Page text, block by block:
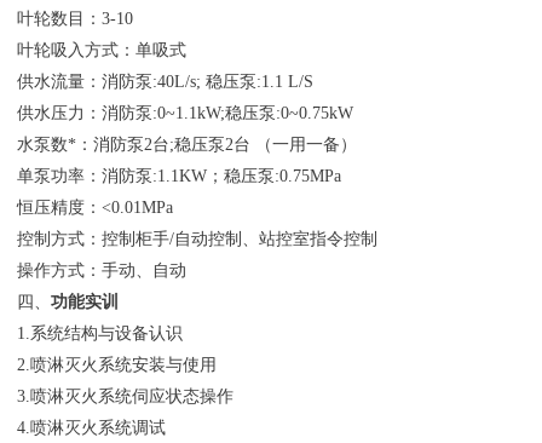
叶轮数目：3-10
叶轮吸入方式：单吸式
供水流量：消防泵:40L/s; 稳压泵:1.1 L/S
供水压力：消防泵:0~1.1kW;稳压泵:0~0.75kW
水泵数*：消防泵2台;稳压泵2台 （一用一备）
单泵功率：消防泵:1.1KW；稳压泵:0.75MPa
恒压精度：<0.01MPa
控制方式：控制柜手/自动控制、站控室指令控制
操作方式：手动、自动
四、功能实训
1.系统结构与设备认识
2.喷淋灭火系统安装与使用
3.喷淋灭火系统伺应状态操作
4.喷淋灭火系统调试